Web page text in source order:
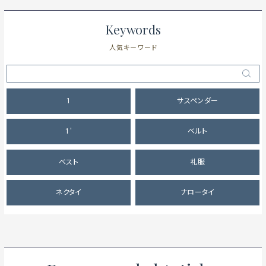
Keywords
人気キーワード
1 サスペンダー
1' ベルト
ベスト 礼服
ネクタイ ナロータイ